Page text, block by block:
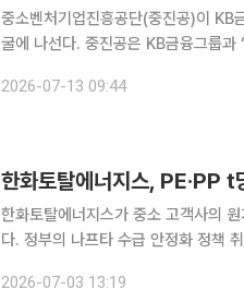
중소벤처기업진흥공단(중진공)이 KB
굴에 나선다. 중진공은 KB금융그룹과 ‘중소기업 산업안전구축 지원사업’ 추진 현황을 점검하고 안
황 부가통계를 인용해 국내 산업재해
2026-07-13 09:44
한화토탈에너지스, PE·PP
한화토탈에너지스가 중소 고객사의
다. 정부의 나프타 수급 안정화 정책
품 가격을 t(톤)당 최대 20만원 인하
2026-07-03 13:19